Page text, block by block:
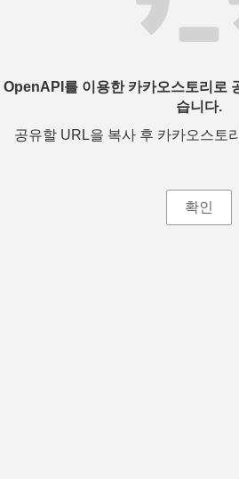
OpenAPI를 이용한 카카오스토리로
습니다.
공유할 URL을 복사 후 카카오스토
확인